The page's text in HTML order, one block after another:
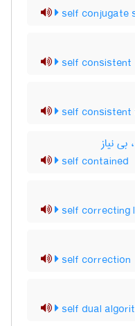
self conjugate
self consistent
self consistent
نیاز
self contained
self correcting
self correction
self dual